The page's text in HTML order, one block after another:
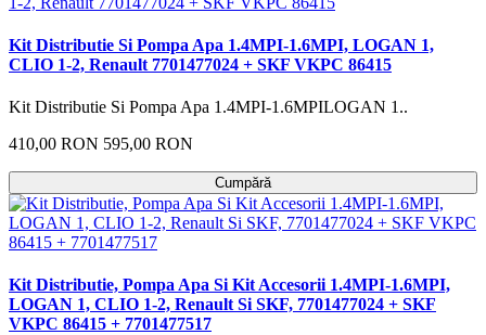
Kit Distributie Si Pompa Apa 1.4MPI-1.6MPI, LOGAN 1,
CLIO 1-2, Renault 7701477024 + SKF VKPC 86415
Kit Distributie Si Pompa Apa 1.4MPI-1.6MPILOGAN 1..
410,00 RON 595,00 RON
Cumpără
Kit Distributie, Pompa Apa Si Kit Accesorii 1.4MPI-1.6MPI,
LOGAN 1, CLIO 1-2, Renault Si SKF, 7701477024 + SKF
VKPC 86415 + 7701477517